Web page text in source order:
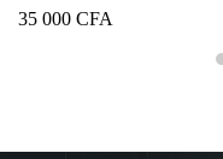
35 000 CFA